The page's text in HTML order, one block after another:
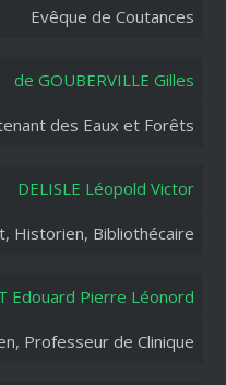
Evêque de Coutances
de GOUBERVILLE Gilles
des Eaux et Forêts
DELISLE Léopold Victor
Historien, Bibliothécaire
Edouard Pierre Léonord
Professeur de Clinique